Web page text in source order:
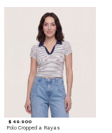
$ 49.900
Polo Cropped a Rayas